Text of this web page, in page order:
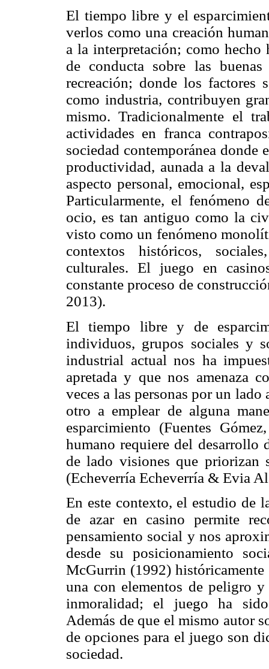
El tiempo libre y el
verlos como una creación
a la interpretación; como hecho
de conducta sobre las
recreación; donde los factores
como industria, contribuyen
mismo. Tradicionalmente el
actividades en franca
sociedad contemporánea
productividad, aunada a la
aspecto personal, emocional,
Particularmente, el fenómeno
ocio, es tan antiguo como la
visto como un fenómeno
contextos históricos,
culturales. El juego en
constante proceso de
2013).
El tiempo libre y de
individuos, grupos sociales y
industrial actual nos ha
apretada y que nos amenaza
veces a las personas por un lado
otro a emplear de alguna
esparcimiento (Fuentes
humano requiere del desarrollo
de lado visiones que priorizan
(Echeverría Echeverría & Evia
En este contexto, el estudio de
de azar en casino permite
pensamiento social y nos
desde su posicionamiento
McGurrin (1992) históricamente
una con elementos de peligro
inmoralidad; el juego ha
Además de que el mismo autor
de opciones para el juego son
sociedad.